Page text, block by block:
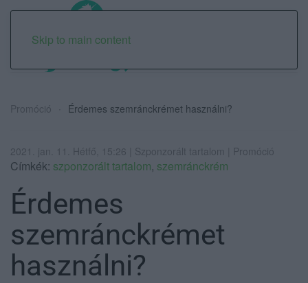
Skip to main content
Promóció Érdemes szemránckrémet használni?
2021. jan. 11. Hétfő, 15:26 | Szponzorált tartalom | Promóció
Címkék: szponzorált tartalom, szemránckrém
Érdemes
szemránckrémet
használni?